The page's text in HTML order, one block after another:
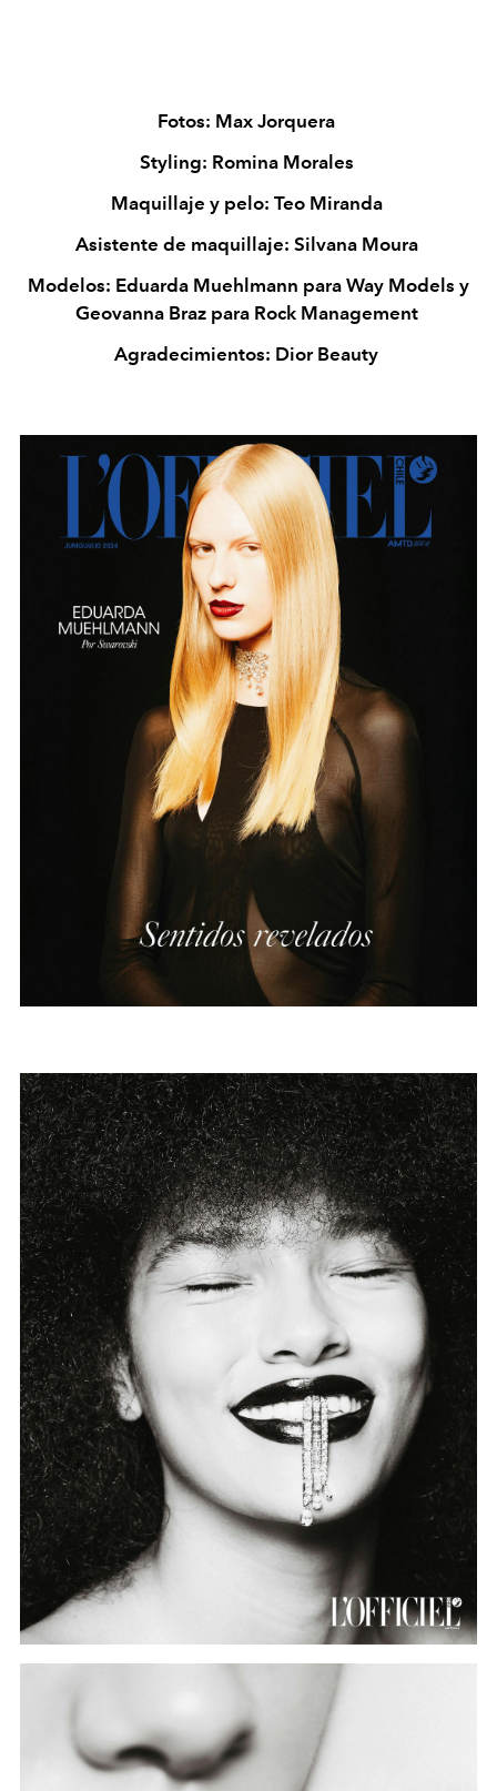
Fotos: Max Jorquera
Styling: Romina Morales
Maquillaje y pelo: Teo Miranda
Asistente de maquillaje: Silvana Moura
Modelos: Eduarda Muehlmann para Way Models y
Geovanna Braz para Rock Management
Agradecimientos: Dior Beauty